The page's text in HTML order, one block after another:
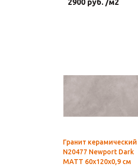
2900 руб. /м2
Гранит керамический
N20477 Newport Dark
MATT 60x120х0,9 см